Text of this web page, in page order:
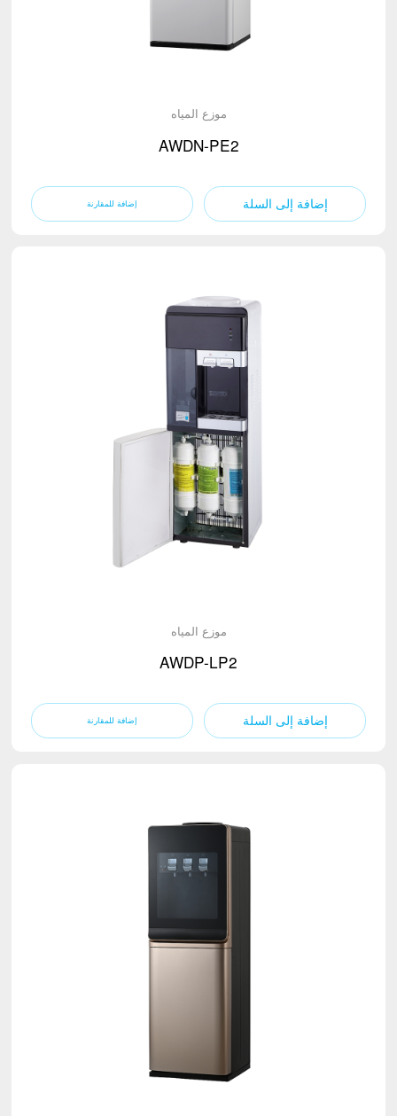
موزع المياه
AWDN-PE2
إضافة إلى السلة
موزع المياه
AWDP-LP2
إضافة إلى السلة